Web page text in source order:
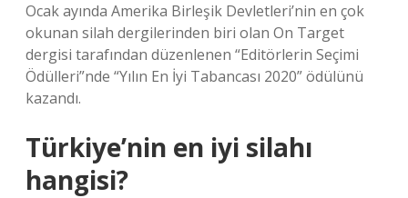
Ocak ayında Amerika Birleşik Devletleri’nin en çok
okunan silah dergilerinden biri olan On Target
dergisi tarafından düzenlenen “Editörlerin Seçimi
Ödülleri”nde “Yılın En İyi Tabancası 2020” ödülünü
kazandı.
Türkiye’nin en iyi silahı
hangisi?